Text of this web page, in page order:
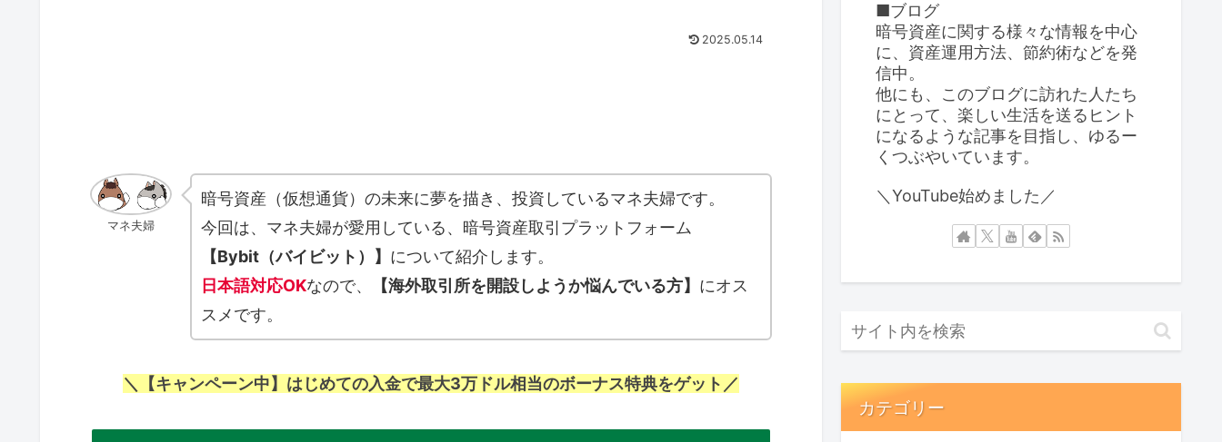
2025.05.14
マネ夫婦
暗号資産（仮想通貨）の未来に夢を描き、投資しているマネ夫婦です。
今回は、マネ夫婦が愛用している、暗号資産取引プラットフォーム
【Bybit（バイビット）】 について紹介します。
日本語対応OKなので、 【海外取引所を開設しようか悩んでいる方】 にオス
スメです。
＼【キャンペーン中】はじめての入金で最大3万ドル相当のボーナス特典をゲット／
■ブログ
暗号資産に関する様々な情報を中心
に、資産運用方法、節約術などを発
信中。
他にも、このブログに訪れた人たち
にとって、楽しい生活を送るヒント
になるような記事を目指し、ゆるー
くつぶやいています。
＼YouTube始めました／
カテゴリー